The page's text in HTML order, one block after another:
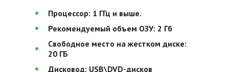
Процессор: 1 ГГц и выше.
Рекомендуемый объем ОЗУ: 2 Гб
Свободное место на жестком диске:
20 ГБ
Дисковод: USB\DVD-дисков